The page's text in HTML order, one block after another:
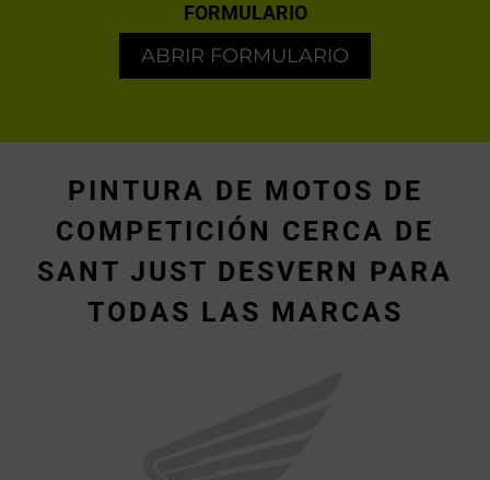
FORMULARIO
ABRIR FORMULARIO
PINTURA DE MOTOS DE
COMPETICIÓN CERCA DE
SANT JUST DESVERN PARA
TODAS LAS MARCAS